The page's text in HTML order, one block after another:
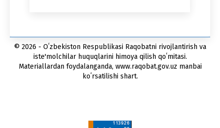
© 2026 - Oʻzbekiston Respublikasi Raqobatni rivojlantirish va
iste'molchilar huquqlarini himoya qilish qoʻmitasi.
Materiallardan foydalanganda, www.raqobat.gov.uz manbai
koʻrsatilishi shart.